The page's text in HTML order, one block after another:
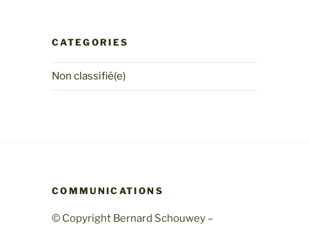
CATEGORIES
Non classifié(e)
COMMUNICATIONS
© Copyright Bernard Schouwey –